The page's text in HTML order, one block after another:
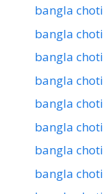
bangla
bangla
bangla
bangla
bangla
bangla
bangla
bangla